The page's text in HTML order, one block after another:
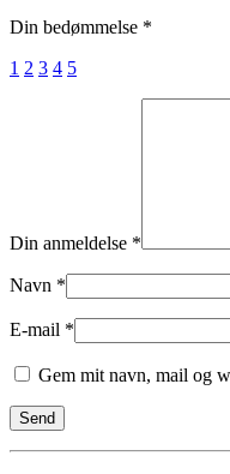
Din bedømmelse *
1 2 3 4 5
Din anmeldelse *
Navn *
E-mail *
Gem mit navn, mail og